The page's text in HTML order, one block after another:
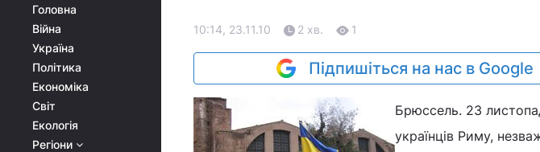
Головна
Війна
Україна
Політика
Економіка
Світ
Екологія
Регіони
10:14, 23.11.10 2 хв. 1
Підпишіться на нас в Google
Брюссель. 23
українців Риму,